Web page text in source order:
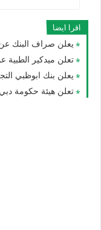
اقرا ايضا
يعلن صراف البنك عن توفر عدة
تعلن ميدكير الطبية عن توفر عدة وظائف
يعلن بنك ابوظبي التجاري عن توفر عدة
تعلن هيئة حكومة دبي عن